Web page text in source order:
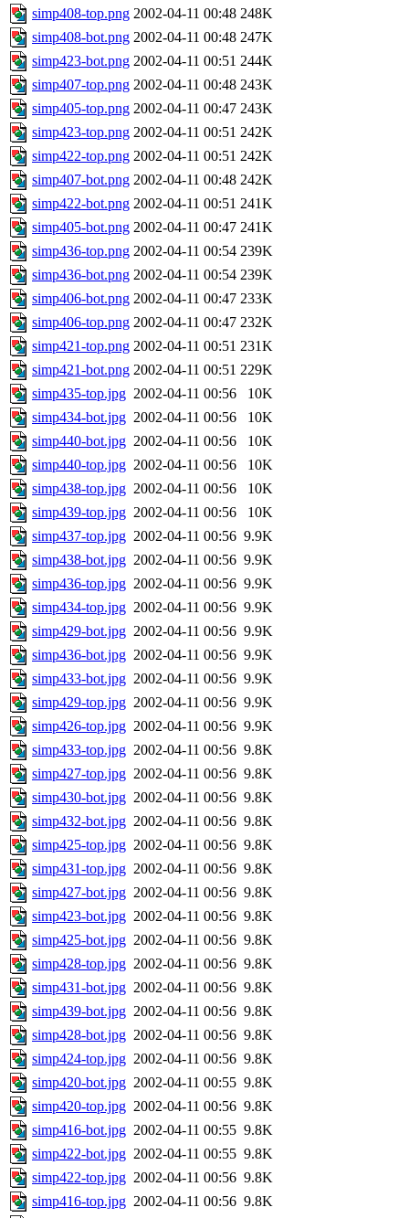
simp408-top.png 2002-04-11 00:48 248K
simp408-bot.png 2002-04-11 00:48 247K
simp423-bot.png 2002-04-11 00:51 244K
simp407-top.png 2002-04-11 00:48 243K
simp405-top.png 2002-04-11 00:47 243K
simp423-top.png 2002-04-11 00:51 242K
simp422-top.png 2002-04-11 00:51 242K
simp407-bot.png 2002-04-11 00:48 242K
simp422-bot.png 2002-04-11 00:51 241K
simp405-bot.png 2002-04-11 00:47 241K
simp436-top.png 2002-04-11 00:54 239K
simp436-bot.png 2002-04-11 00:54 239K
simp406-bot.png 2002-04-11 00:47 233K
simp406-top.png 2002-04-11 00:47 232K
simp421-top.png 2002-04-11 00:51 231K
simp421-bot.png 2002-04-11 00:51 229K
simp435-top.jpg 2002-04-11 00:56
10K
simp434-bot.jpg 2002-04-11 00:56
10K
simp440-bot.jpg 2002-04-11 00:56
10K
simp440-top.jpg 2002-04-11 00:56
10K
simp438-top.jpg 2002-04-11 00:56
10K
simp439-top.jpg 2002-04-11 00:56
10K
simp437-top.jpg 2002-04-11 00:56 9.9K
simp438-bot.jpg 2002-04-11 00:56 9.9K
simp436-top.jpg 2002-04-11 00:56 9.9K
simp434-top.jpg 2002-04-11 00:56 9.9K
simp429-bot.jpg 2002-04-11 00:56 9.9K
simp436-bot.jpg 2002-04-11 00:56 9.9K
simp433-bot.jpg 2002-04-11 00:56 9.9K
simp429-top.jpg 2002-04-11 00:56 9.9K
simp426-top.jpg 2002-04-11 00:56 9.9K
simp433-top.jpg 2002-04-11 00:56 9.8K
simp427-top.jpg 2002-04-11 00:56 9.8K
simp430-bot.jpg 2002-04-11 00:56 9.8K
simp432-bot.jpg 2002-04-11 00:56 9.8K
simp425-top.jpg 2002-04-11 00:56 9.8K
simp431-top.jpg 2002-04-11 00:56 9.8K
simp427-bot.jpg 2002-04-11 00:56 9.8K
simp423-bot.jpg 2002-04-11 00:56 9.8K
simp425-bot.jpg 2002-04-11 00:56 9.8K
simp428-top.jpg 2002-04-11 00:56 9.8K
simp431-bot.jpg 2002-04-11 00:56 9.8K
simp439-bot.jpg 2002-04-11 00:56 9.8K
simp428-bot.jpg 2002-04-11 00:56 9.8K
simp424-top.jpg 2002-04-11 00:56 9.8K
simp420-bot.jpg 2002-04-11 00:55 9.8K
simp420-top.jpg 2002-04-11 00:56 9.8K
simp416-bot.jpg 2002-04-11 00:55 9.8K
simp422-bot.jpg 2002-04-11 00:55 9.8K
simp422-top.jpg 2002-04-11 00:56 9.8K
simp416-top.jpg 2002-04-11 00:56 9.8K